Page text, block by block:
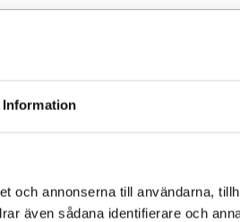
Information
och annonserna till användarna,
även sådana identifierare och
Instagram